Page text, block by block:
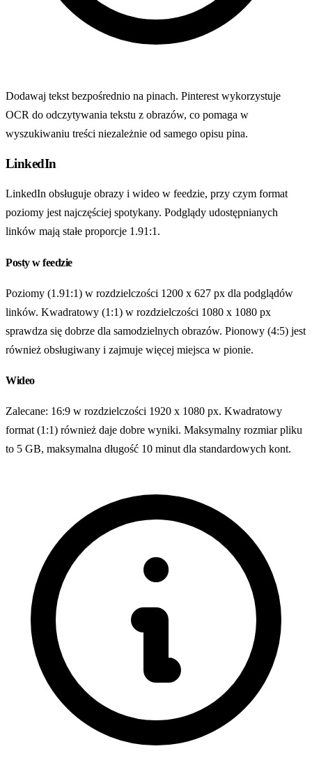
Dodawaj tekst bezpośrednio na pinach. Pinterest wykorzystuje
OCR do odczytywania tekstu z obrazów, co pomaga w
wyszukiwaniu treści niezależnie od samego opisu pina.
LinkedIn
LinkedIn obsługuje obrazy i wideo w feedzie, przy czym format
poziomy jest najczęściej spotykany. Podglądy udostępnianych
linków mają stałe proporcje 1.91:1.
Posty w feedzie
Poziomy (1.91:1) w rozdzielczości 1200 x 627 px dla podglądów
linków. Kwadratowy (1:1) w rozdzielczości 1080 x 1080 px
sprawdza się dobrze dla samodzielnych obrazów. Pionowy (4:5) jest
również obsługiwany i zajmuje więcej miejsca w pionie.
Wideo
Zalecane: 16:9 w rozdzielczości 1920 x 1080 px. Kwadratowy
format (1:1) również daje dobre wyniki. Maksymalny rozmiar pliku
to 5 GB, maksymalna długość 10 minut dla standardowych kont.